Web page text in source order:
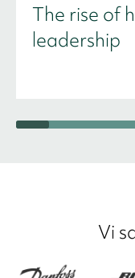
The rise of
leadership
Vi